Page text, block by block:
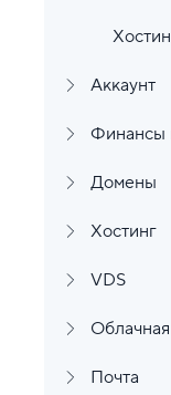
Аккаунт
Финансы
Домены
Хостинг
VDS
Почта